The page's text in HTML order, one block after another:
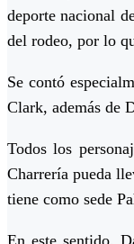
deporte nacional
del rodeo, por lo
Se contó
Clark, además de
Todos los
Charrería pueda
tiene como sede
En este sentido,